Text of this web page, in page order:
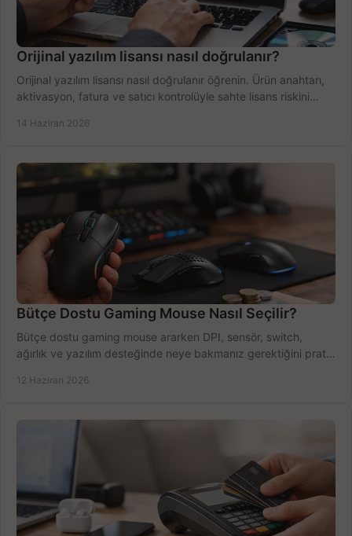
Orijinal yazılım lisansı nasıl doğrulanır?
Orijinal yazılım lisansı nasıl doğrulanır öğrenin. Ürün anahtarı,
aktivasyon, fatura ve satıcı kontrolüyle sahte lisans riskini
14 Haziran 2026
Bütçe Dostu Gaming Mouse Nasıl Seçilir?
Bütçe dostu gaming mouse ararken DPI, sensör, switch,
ağırlık ve yazılım desteğinde neye bakmanız gerektiğini pratik
12 Haziran 2026